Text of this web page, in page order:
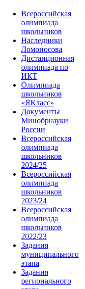
Всероссийская
олимпиада
школьников
Наследники
Ломоносова
Дистанционная
олимпиада по
ИКТ
Олимпиада
школьников
«ЯКласс»
Документы
Минобрнауки
России
Всероссийская
олимпиада
школьников
2024/25
Всероссийская
олимпиада
школьников
2023/24
Всероссийская
олимпиада
школьников
2022/23
Задания
муниципального
этапа
Задания
регионального